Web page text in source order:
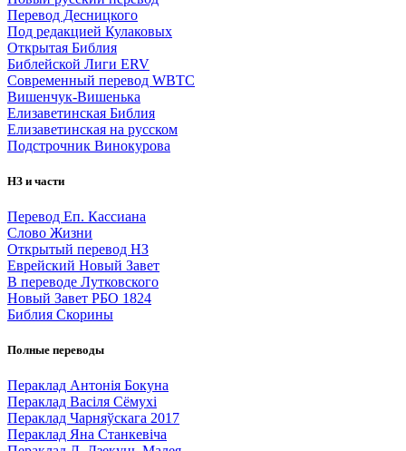
Перевод Десницкого
Под редакцией Кулаковых
Открытая Библия
Библейской Лиги ERV
Cовременный перевод WBTC
Вишенчук-Вишенька
Елизаветинская Библия
Елизаветинская на русском
Подстрочник Винокурова
НЗ и части
Перевод Еп. Кассиана
Слово Жизни
Открытый перевод НЗ
Еврейский Новый Завет
В переводе Лутковского
Новый Завет РБО 1824
Библия Скорины
Полные переводы
Пераклад Антонія Бокуна
Пераклад Васіля Сёмухі
Пераклад Чарняўскага 2017
Пераклад Яна Станкевіча